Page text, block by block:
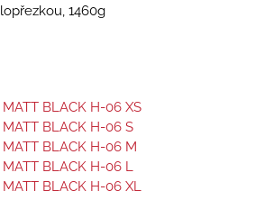
1460g
MATT BLACK H-06 XS
MATT BLACK H-06 S
MATT BLACK H-06 M
BLACK H-06 L
BLACK H-06 XL